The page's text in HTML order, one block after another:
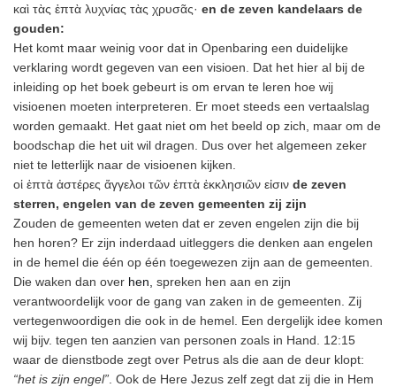
καὶ τὰς ἑπτὰ λυχνίας τὰς χρυσᾶς· en de zeven kandelaars de
gouden:
Het komt maar weinig voor dat in Openbaring een duidelijke
verklaring wordt gegeven van een visioen. Dat het hier al bij de
inleiding op het boek gebeurt is om ervan te leren hoe wij
visioenen moeten interpreteren. Er moet steeds een vertaalslag
worden gemaakt. Het gaat niet om het beeld op zich, maar om de
boodschap die het uit wil dragen. Dus over het algemeen zeker
niet te letterlijk naar de visioenen kijken.
οἱ ἑπτὰ ἀστέρες ἄγγελοι τῶν ἑπτὰ ἐκκλησιῶν εἰσιν de zeven
sterren, engelen van de zeven gemeenten zij zijn
Zouden de gemeenten weten dat er zeven engelen zijn die bij
hen horen? Er zijn inderdaad uitleggers die denken aan engelen
in de hemel die één op één toegewezen zijn aan de gemeenten.
Die waken dan over hen, spreken hen aan en zijn
verantwoordelijk voor de gang van zaken in de gemeenten. Zij
vertegenwoordigen die ook in de hemel. Een dergelijk idee komen
wij bijv. tegen ten aanzien van personen zoals in Hand. 12:15
waar de dienstbode zegt over Petrus als die aan de deur klopt:
“het is zijn engel” . Ook de Here Jezus zelf zegt dat zij die in Hem